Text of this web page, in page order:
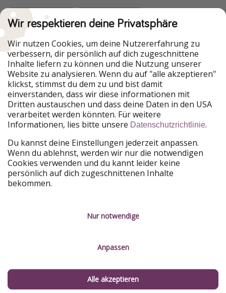
Urlaubspiraten ist Teil der HolidayPirates Group
Unsere Märkte
PiratinViaggio
HolidayPirates
VakantiePiraten
WakacyjniPiraci
VoyagesPirates
Ferienpiraten
Urlaubspiraten
ViajerosPiratas
TravelPirates
HolidayPirates Group
Lerne uns kennen
Über uns
Nachhaltigkeit
Rechtliches
Kontakt
Service-Kontrolle
Wir respektieren deine Privatsphäre
Wir nutzen Cookies, um deine Nutzererfahrung zu
verbessern, dir persönlich auf dich zugeschnittene
Inhalte liefern zu können und die Nutzung unserer
Website zu analysieren. Wenn du auf "alle akzeptieren"
klickst, stimmst du dem zu und bist damit
einverstanden, dass wir diese informationen mit
Dritten austauschen und dass deine Daten in den USA
verarbeitet werden könnten. Für weitere
Informationen, lies bitte unsere Datenschutzrichtlinie.
Du kannst deine Einstellungen jederzeit anpassen.
Wenn du ablehnst, werden wir nur die notwendigen
Cookies verwenden und du kannt leider keine
persönlich auf dich zugeschnittenen Inhalte
bekommen.
Nur notwendige
Anpassen
Alle akzeptieren